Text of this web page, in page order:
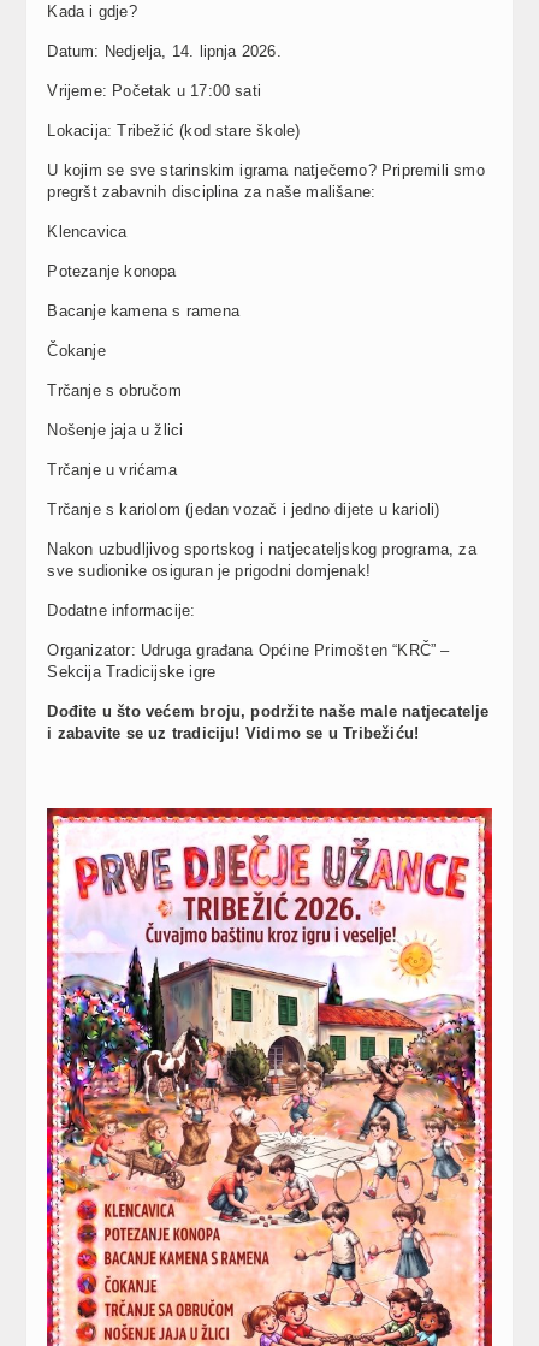
Kada i gdje?
Datum: Nedjelja, 14. lipnja 2026.
Vrijeme: Početak u 17:00 sati
Lokacija: Tribežić (kod stare škole)
U kojim se sve starinskim igrama natječemo? Pripremili smo
pregršt zabavnih disciplina za naše mališane:
Klencavica
Potezanje konopa
Bacanje kamena s ramena
Čokanje
Trčanje s obručom
Nošenje jaja u žlici
Trčanje u vrićama
Trčanje s kariolom (jedan vozač i jedno dijete u karioli)
Nakon uzbudljivog sportskog i natjecateljskog programa, za
sve sudionike osiguran je prigodni domjenak!
Dodatne informacije:
Organizator: Udruga građana Općine Primošten “KRČ” –
Sekcija Tradicijske igre
Dođite u što većem broju, podržite naše male natjecatelje
i zabavite se uz tradiciju! Vidimo se u Tribežiću!